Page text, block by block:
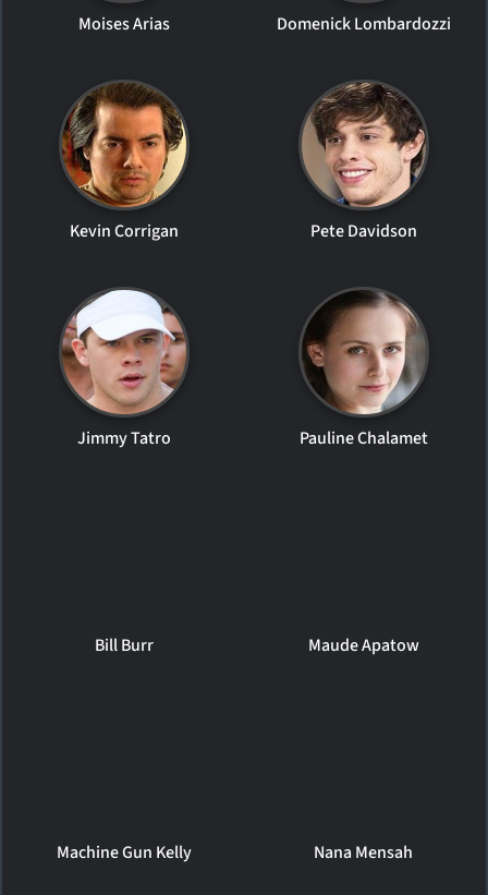
Moises Arias Domenick Lombardozzi
Kevin Corrigan Pete Davidson
Jimmy Tatro Pauline Chalamet
Bill Burr Maude Apatow
Machine Gun Kelly Nana Mensah